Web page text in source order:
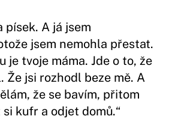
písek. A já jsem
jsem nemohla přestat.
je tvoje máma. Jde o to, že
Že jsi rozhodl beze mě. A
že se bavím, přitom
kufr a odjet domů.“